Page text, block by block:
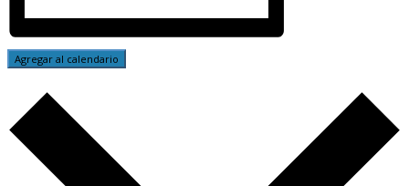
Agregar al calendario